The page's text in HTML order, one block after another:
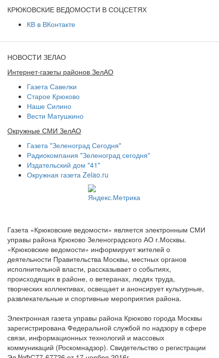
КРЮКОВСКИЕ ВЕДОМОСТИ В СОЦСЕТЯХ
КВ в ВКонтакте
НОВОСТИ ЗЕЛАО
Интернет-газеты районов ЗелАО
Газета Савелки
Старое Крюково
Наше Силино
Вести Матушкино
Окружные СМИ ЗелАО
Газета "Зеленоград Сегодня"
Радиокомпания "Зеленоград сегодня"
Издательский дом "41"
Окружная газета Zelao.ru
Газета «Крюковские ведомости» является электронным СМИ
управы района Крюково Зеленоградского АО г.Москвы.
«Крюковские ведомости» информирует жителей о
деятельности Правительства Москвы, местных органов
исполнительной власти, рассказывает о событиях,
происходящих в районе, о ветеранах, людях труда,
творческих коллективах, освещает и анонсирует культурные,
развлекательные и спортивные мероприятия района.
Электронная газета управы района Крюково города Москвы
зарегистрирована Федеральной службой по надзору в сфере
связи, информационных технологий и массовых
коммуникаций (Роскомнадзор). Свидетельство о регистрации